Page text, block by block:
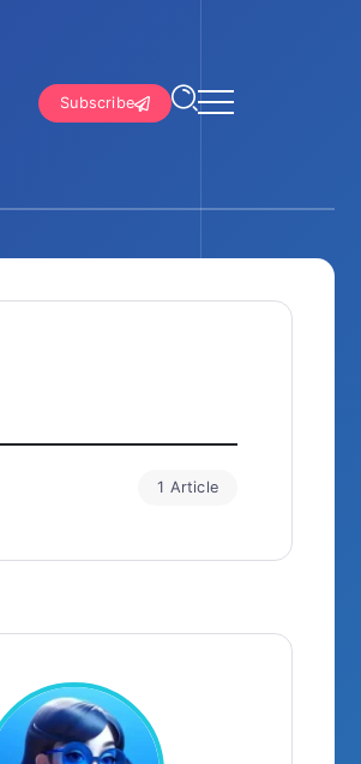
Subscribe
1 Article